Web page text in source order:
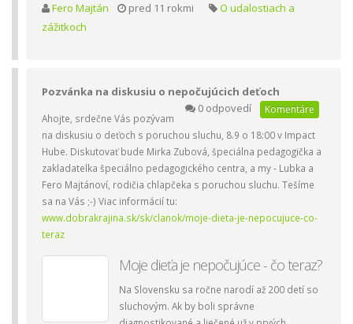
Fero Majtán pred 11 rokmi
O udalostiach a
zážitkoch
Pozvánka na diskusiu o nepočujúcich deťoch
0 odpovedí
Komentáre
Ahojte, srdečne Vás pozývam
na diskusiu o deťoch s poruchou sluchu, 8.9 o 18:00 v Impact
Hube. Diskutovať bude Mirka Zubová, špeciálna pedagogička a
zakladatelka špeciálno pedagogického centra, a my - Lubka a
Fero Majtánoví, rodičia chlapčeka s poruchou sluchu. Tešíme
sa na Vás ;-) Viac informácií tu:
www.dobrakrajina.sk/sk/clanok/moje-dieta-je-nepocujuce-co-
teraz
Moje dieťa je nepočujúce - čo teraz?
Na Slovensku sa ročne narodí až 200 detí so
sluchovým. Ak by boli správne